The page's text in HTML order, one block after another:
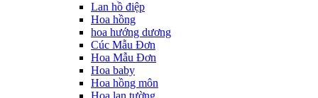
Lan hồ điệp
Hoa hồng
hoa hướng dương
Cúc Mẫu Đơn
Hoa Mẫu Đơn
Hoa baby
Hoa hồng môn
Hoa lan tường